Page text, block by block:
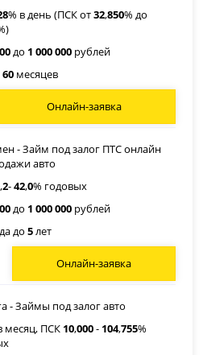
% в день (ПСК от32,850% до
до 1 000 000 рублей
60 месяцев
Онлайн-заявка
- Займ под залог ПТС онлайн
авто
,2-42,0% годовых
до 1 000 000 рублей
до5лет
Онлайн-заявка
- Займы под залог авто
месяц, ПСК 10,000- 104,755%